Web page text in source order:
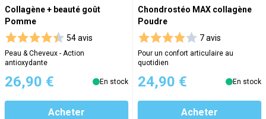
Collagène + beauté goût
Pomme
54 avis
Peau & Cheveux - Action
antioxydante
26,90 € En stock
Acheter
Chondrostéo MAX collagène
Poudre
7 avis
Pour un confort articulaire au
quotidien
24,90 € En stock
Acheter